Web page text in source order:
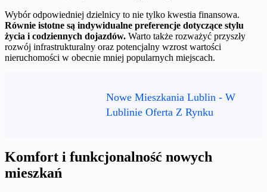
Wybór odpowiedniej dzielnicy to nie tylko kwestia finansowa.
Równie istotne są indywidualne preferencje dotyczące stylu
życia i codziennych dojazdów. Warto także rozważyć przyszły
rozwój infrastrukturalny oraz potencjalny wzrost wartości
nieruchomości w obecnie mniej popularnych miejscach.
Nowe Mieszkania Lublin - W
Lublinie Oferta Z Rynku
Komfort i funkcjonalność nowych
mieszkań